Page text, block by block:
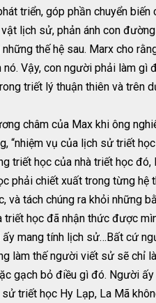
triển, góp phần chuyển
lịch sử, phản ánh con
thế hệ sau. Marx cho
Vậy, con người phải làm
triết lý thuận thiên và
châm của Max khi ông
“nhiệm vụ của lịch sử triết
triết học của nhà triết học
phải chiết xuất trong từng
và tách chúng ra khỏi những
triết học đã nhận thức được
mang tính lịch sử…Bất cứ
làm thế người viết sử sẽ
gạch bỏ điều gì đó. Người
triết học Hy Lạp, La Mã